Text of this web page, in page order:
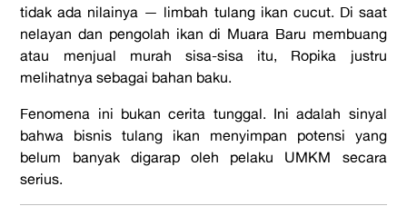
tidak ada nilainya — limbah tulang ikan cucut. Di saat
nelayan dan pengolah ikan di Muara Baru membuang
atau menjual murah sisa-sisa itu, Ropika justru
melihatnya sebagai bahan baku.
Fenomena ini bukan cerita tunggal. Ini adalah sinyal
bahwa bisnis tulang ikan menyimpan potensi yang
belum banyak digarap oleh pelaku UMKM secara
serius.